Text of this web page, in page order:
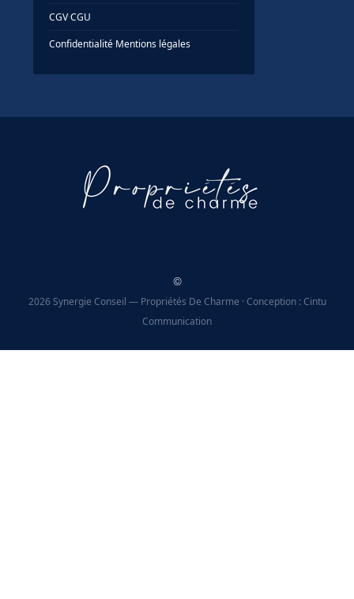
CGV·CGU
Confidentialité·Mentions légales
©
2026 Synergie Conseil — Propriétés De Charme · Conception : Cintu
Communication